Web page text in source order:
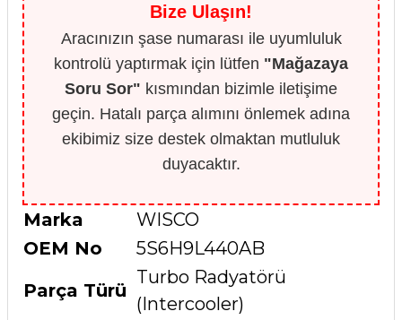
Bize Ulaşın!
Aracınızın şase numarası ile uyumluluk
kontrolü yaptırmak için lütfen "Mağazaya
Soru Sor" kısmından bizimle iletişime
geçin. Hatalı parça alımını önlemek adına
ekibimiz size destek olmaktan mutluluk
duyacaktır.
Marka
WISCO
OEM No
5S6H9L440AB
Parça Türü
Turbo Radyatörü
(Intercooler)